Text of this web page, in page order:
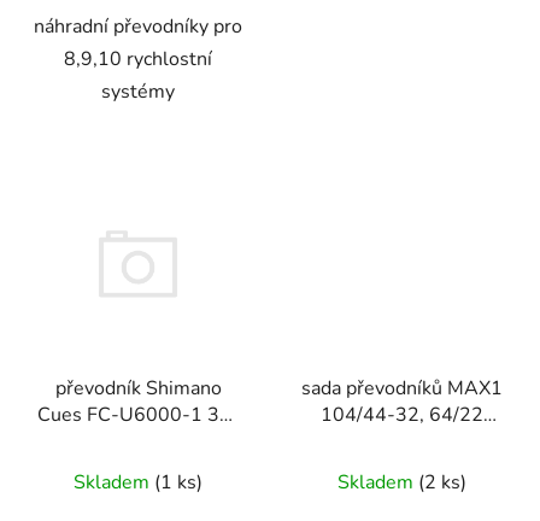
náhradní převodníky pro
8,9,10 rychlostní
systémy
převodník Shimano
Cues FC-U6000-1 32z
Skladem (1 ks)
sada převodníků MAX1
104/44-32, 64/22
Skladem (2 ks)